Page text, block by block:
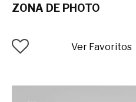
ZONA DE PHOTO
Ver Favoritos